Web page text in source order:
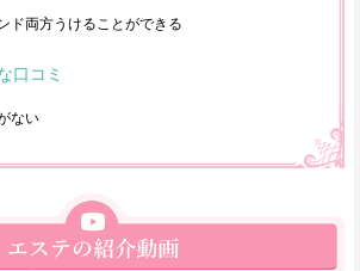
ド両方うけることができる
口コミ
ない